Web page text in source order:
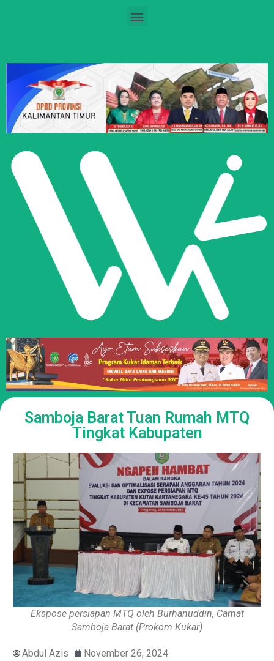
Samboja Barat Tuan Rumah MTQ
Tingkat Kabupaten
Ekspose persiapan MTQ oleh Burhanuddin, Camat
Samboja Barat (Prokom Kukar)
Abdul Azis November 26, 2024